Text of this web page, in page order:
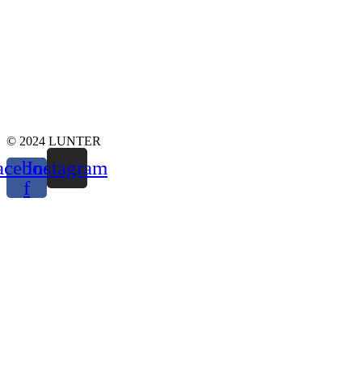
© 2024 LUNTER
f
Instagram